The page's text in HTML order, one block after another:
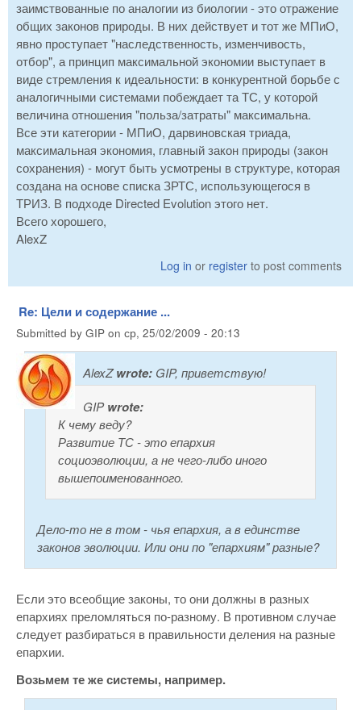
заимствованные по аналогии из биологии - это отражение
общих законов природы. В них действует и тот же МПиО,
явно проступает "наследственность, изменчивость,
отбор", а принцип максимальной экономии выступает в
виде стремления к идеальности: в конкурентной борьбе с
аналогичными системами побеждает та ТС, у которой
величина отношения "польза/затраты" максимальна.
Все эти категории - МПиО, дарвиновская триада,
максимальная экономия, главный закон природы (закон
сохранения) - могут быть усмотрены в структуре, которая
создана на основе списка ЗРТС, использующегося в
ТРИЗ. В подходе Directed Evolution этого нет.
Всего хорошего,
AlexZ
Log in or register to post comments
Re: Цели и содержание ...
Submitted by GIP on ср, 25/02/2009 - 20:13
AlexZwrote: GIP, приветствую!
GIPwrote:
К чему веду?
Развитие ТС - это епархия
социоэволюции, а не чего-либо иного
вышепоименованного.
Дело-то не в том - чья епархия, а в единстве
законов эволюции. Или они по "епархиям" разные?
Если это всеобщие законы, то они должны в разных
епархиях преломляться по-разному. В противном случае
следует разбираться в правильности деления на разные
епархии.
Возьмем те же системы, например.